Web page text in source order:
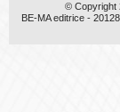
© Copyright
BE-MA editrice -